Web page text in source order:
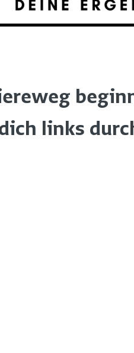
links